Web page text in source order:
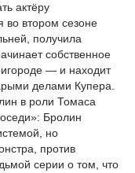
актёру
во втором сезоне
получила
собственное
— и находит
делами Купера.
в роли Томаса
Бролин
но
против
серии о том, что